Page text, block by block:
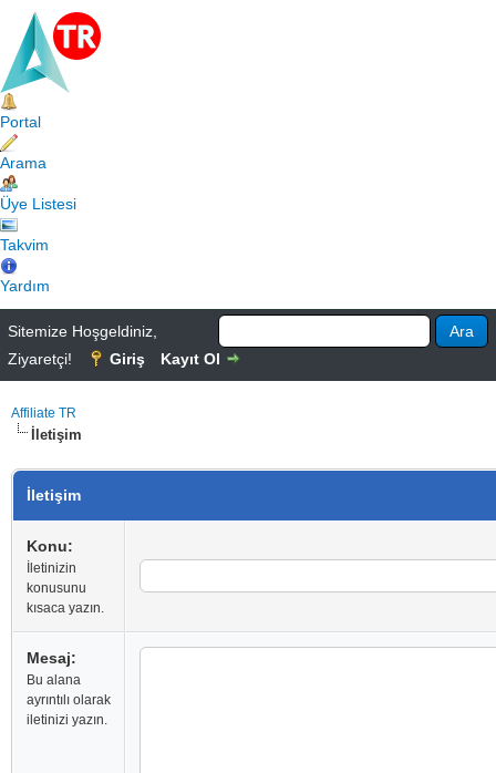
Portal
Arama
Üye Listesi
Takvim
Yardım
Sitemize Hoşgeldiniz,
Ziyaretçi!
Giriş Kayıt Ol
Affiliate TR
İletişim
İletişim
Konu:
İletinizin
konusunu
kısaca yazın.
Mesaj:
Bu alana
ayrıntılı olarak
iletinizi yazın.